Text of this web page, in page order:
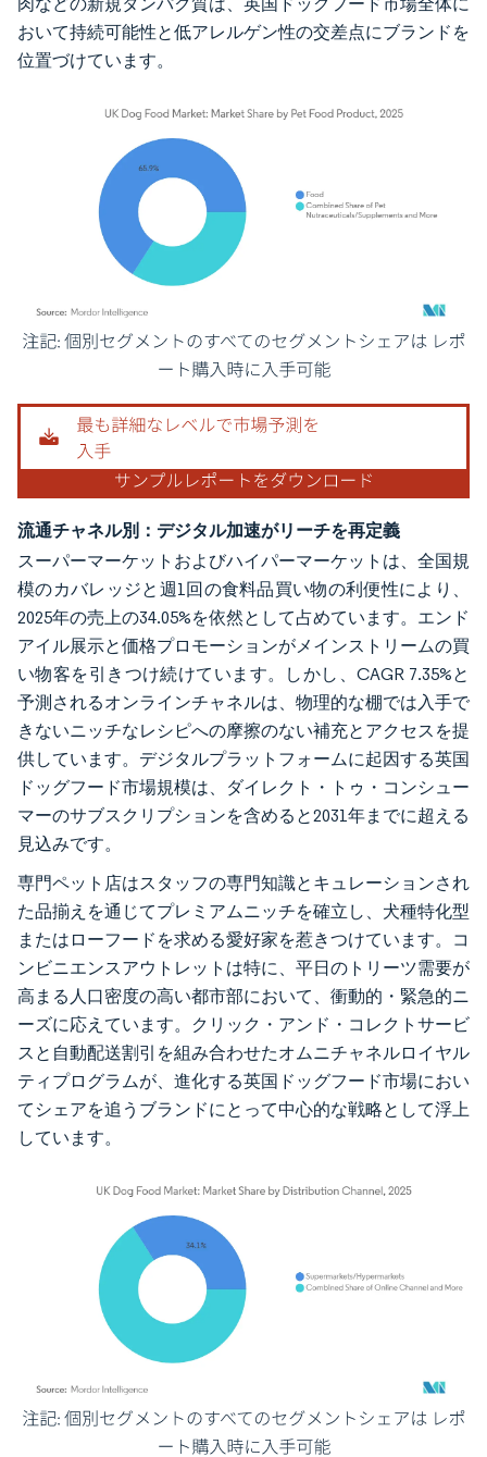
おいて持続可能性と低アレルゲン性の交差点にブランドを
位置づけています。
画像 © Mordor Intelligence。再利用にはCC BY 4.0の表示が必要です。
流通チャネル別：デジタル加速がリーチを再定義
スーパーマーケットおよびハイパーマーケットは、全国規
模のカバレッジと週1回の食料品買い物の利便性により、
2025年の売上の34.05%を依然として占めています。エンド
アイル展示と価格プロモーションがメインストリームの買
い物客を引きつけ続けています。しかし、CAGR 7.35%と
予測されるオンラインチャネルは、物理的な棚では入手で
きないニッチなレシピへの摩擦のない補充とアクセスを提
供しています。デジタルプラットフォームに起因する英国
ドッグフード市場規模は、ダイレクト・トゥ・コンシュー
マーのサブスクリプションを含めると2031年までに超える
見込みです。
専門ペット店はスタッフの専門知識とキュレーションされ
た品揃えを通じてプレミアムニッチを確立し、犬種特化型
またはローフードを求める愛好家を惹きつけています。コ
ンビニエンスアウトレットは特に、平日のトリーツ需要が
高まる人口密度の高い都市部において、衝動的・緊急的ニ
ーズに応えています。クリック・アンド・コレクトサービ
スと自動配送割引を組み合わせたオムニチャネルロイヤル
ティプログラムが、進化する英国ドッグフード市場におい
てシェアを追うブランドにとって中心的な戦略として浮上
しています。
画像 © Mordor Intelligence。再利用にはCC BY 4.0の表示が必要です。